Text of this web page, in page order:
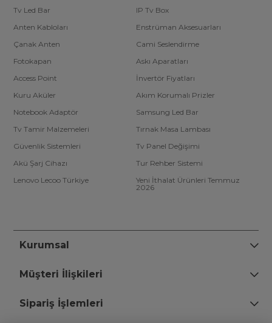
Tv Led Bar
IP Tv Box
Anten Kabloları
Enstrüman Aksesuarları
Çanak Anten
Cami Seslendirme
Fotokapan
Askı Aparatları
Access Point
İnvertör Fiyatları
Kuru Aküler
Akım Korumalı Prizler
Notebook Adaptör
Samsung Led Bar
Tv Tamir Malzemeleri
Tırnak Masa Lambası
Güvenlik Sistemleri
Tv Panel Değişimi
Akü Şarj Cihazı
Tur Rehber Sistemi
Lenovo Lecoo Türkiye
Yeni İthalat Ürünleri Temmuz
2026
Kurumsal
Müşteri İlişkileri
Sipariş İşlemleri